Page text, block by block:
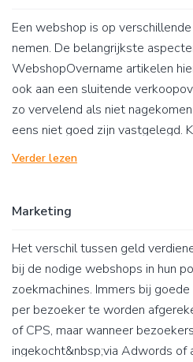
Een webshop is op
nemen. De belangrijkste
WebshopOvername artikelen
ook aan een sluitende
zo vervelend als niet
eens niet goed zijn vastgelegd.
doen zichzelf en de ander een
Verder lezen
Marketing
Het verschil tussen geld
bij de nodige webshops in hun
zoekmachines. Immers bij
per bezoeker te worden
of CPS, maar wanneer
ingekocht&nbsp;via Adwords of